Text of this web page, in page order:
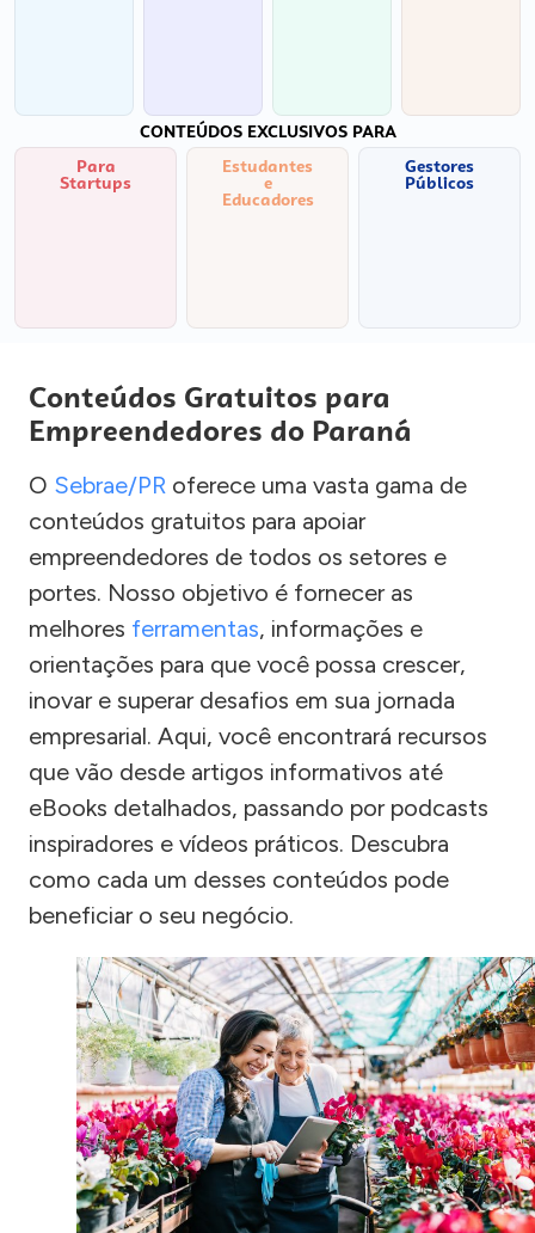
CONTEÚDOS EXCLUSIVOS PARA
Para
Startups
Estudantes
e
Educadores
Gestores
Públicos
Conteúdos Gratuitos para
Empreendedores do Paraná
O Sebrae/PR oferece uma vasta gama de
conteúdos gratuitos para apoiar
empreendedores de todos os setores e
portes. Nosso objetivo é fornecer as
melhores ferramentas, informações e
orientações para que você possa crescer,
inovar e superar desafios em sua jornada
empresarial. Aqui, você encontrará recursos
que vão desde artigos informativos até
eBooks detalhados, passando por podcasts
inspiradores e vídeos práticos. Descubra
como cada um desses conteúdos pode
beneficiar o seu negócio.